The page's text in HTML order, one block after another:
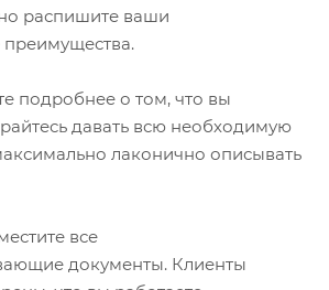
распишите ваши
подробнее о том, что вы
давать всю необходимую
лаконично описывать
все
документы. Клиенты